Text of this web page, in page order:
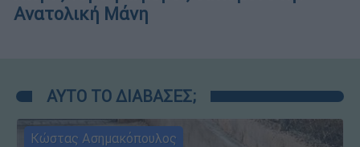
Ανατολική Μάνη
ΑΥΤΟ ΤΟ ΔΙΑΒΑΣΕΣ;
Κώστας Ασημακόπουλος